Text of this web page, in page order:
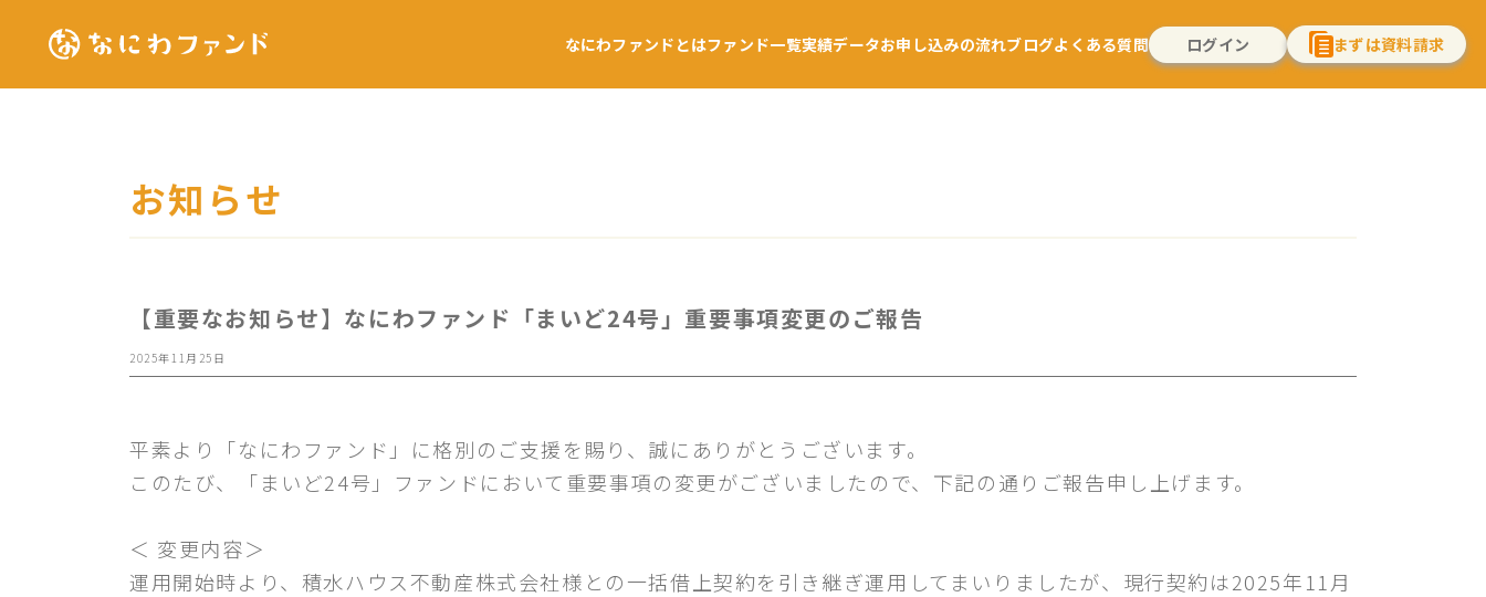
なにわファンドとはファンド一覧実績データお申し込みの流れブログよくある質問 ログイン まずは資料請求
お知らせ
【重要なお知らせ】なにわファンド「まいど24号」重要事項変更のご報告
2025年11月25日
平素より「なにわファンド」に格別のご支援を賜り、誠にありがとうございます。
このたび、「まいど24号」ファンドにおいて重要事項の変更がございましたので、下記の通りご報告申し上げます。
＜ 変更内容＞
運用開始時より、積水ハウス不動産株式会社様との一括借上契約を引き継ぎ運用してまいりましたが、現行契約は2025年11月